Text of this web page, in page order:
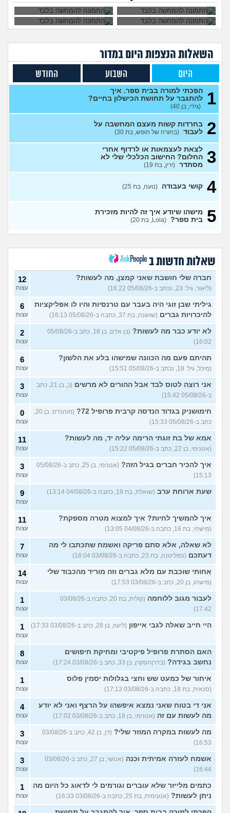
ניסיתי כמעט הכול בקשר
לעבודה סלאש לימודים
מרגישה שאין עתיד (אנונימית, בת
עצות
הכשרה מעשית לעבודה
סוציאלית בביטוח לאומי
(סטודנט, בן 24)
האם ניתן להצליח כנטורופטית
עצמאית? (מישהי, בת 33) עצות
עבודה בתור מוקדנית לזימון
תורים בבלינסון. כדאי?
23)
מכינה טכנולוגית להנדסאים
(מילואים, בן 27)
עבודה בתור מוקדנית לזימון
תורים בבלינסון, כדאי? (דוי, בת
בת 26 מרגישה אבודה
26)
(מתעניינת, בת 25)
במה לעבוד? (אנונימי, בן 17)
שחוק עד דמעות מעבודה
זמנית: האם לחתום אבטלה
ולהשקיע בהייטק או למצוא
עבודה אחרת?
(סטודנט, בן 22)
3
עצות
איך מוצאים עבודה בעיר שלי?
(אסי, בן 38)
5
עצות
האם כדאי עגלות באמריקה/
קוסמטיקה?
(אנגל, בת 22)
3
עצות
מסיימת תואר במדמח ולא
יודעת לאן להמשיך מפה
בת 23)
3
עצות
שאלות על המקצוע של הנהלת
חשבונות (מישהי, בת 30)
5
עצות
איך לשפר את הנושא
התעסוקתי? (אנונימית, בת 27)
4
עצות
איך להבין מה הכיוון שלי?
(אנונימית, בת 21)
4
עצות
עוד שאלות חדשות במדור
השאלות הנצפות היוםבמדור
היום השבוע החודש
1
הפכתי למורה בבית ספר. איך
להתגבר על תחושת הכישלון בחיים?
(גידי, בן 40)
2 בחרדות קשות מעצם המחשבה על
לעבוד (בחורה של חופש, בת 30)
3 לצאת לעצמאות או לרדוף אחרי
החלום? החישוב הכלכלי שלי לא
מסתדר (ירין, בת 19)
4 קושי בעבודה (נועה, בת 25)
5
מישהו שיודע איך זה להיות מזכירת
בית ספר? (Lola, בת 20)
שאלות חדשות ב
חברה שלי חושבת שאני קמצן, מה לעשות?
(ליאור, גיל: 23, נכתב ב-05/08/26 16:22)
12
עצות
גיליתי שבן זוגי היה בעבר עם טרנסיות והיו לו אפליקציות
להיכרויות גברים (שושנה, בת 37, כתבה ב-05/08/26 16:13)
6
עצות
לא יודע כבר מה לעשות?
(בן אדם, בן 18, כתב ב-05/08/26
16:02)
2
עצות
תהיתם פעם מה הכוונה שמישהו בלע את הלשון?
(מיכל, גיל: 18, נכתב ב-05/08/26 15:51)
6
עצות
אני רוצה לטוס לבד אבל ההורים לא מרשים
(כ, בן 21, כתב
ב-05/08/26 15:42)
3
עצות
חימושניק בגדוד הנדסה קרבית פרופיל 72?
(מוהנדס, בן 20,
כתב ב-05/08/26 15:33)
0
עצות
אמא של בת זוגתי הרימה עליה יד, מה לעשות?
(אנונימי, בן 22, כתב ב-05/08/26 15:22)
11
עצות
איך להכיר חברים בגיל הזה?
(אנונימי, בן 25, כתב ב-05/08/26
15:13)
3
עצות
שעת ארוחת ערב (שואלת, בת 19, כתבה ב-04/08/26 13:14) 9
עצות
איך להמשיך לחיות? איך למצוא מטרה מספקת?
(מישהי, בת 16, כתבה ב-04/08/26 13:05)
11
עצות
לא שאלה, אלא סתם פריקה ואשמח שתכתבו לי מה
דעתכם (נפוליטנה, בת 23, כתבה ב-03/08/26 18:04)
7
עצות
אחותי שוכבת עם מלא גברים וזה מוריד מהכבוד שלי
(מישהו, בן 20, כתב ב-03/08/26 17:53)
14
עצות
לעבור מגוב ללוחמה
(קולית, בת 20, כתבה ב-03/08/26
17:42)
1
עצות
היי חייב שאלה לגבי אייפון (ליעוז, בן 28, כתב ב-03/08/26 17:33) 1
עצות
האם הסתרת פרופיל פיקטיבי ומחיקת חיפושים
נחשב בגידה? (בדרןהסקרן, בן 33, כתב ב-03/08/26 17:24)
8
עצות
איחור של כמעט שש וחצי בגלולות יסמין פלוס
(סנאית, בת 18, כתבה ב-03/08/26 17:13)
1
עצות
אני די בטוח שאני נמצא איפשהו על הרצף ואני לא יודע
מה לעשות עם זה (אנונימי, בן 18, כתב ב-03/08/26 17:02)
4
עצות
מה לעשות במקרה המוזר שלי?
(דן, בן 42, כתב ב-03/08/26
16:53)
3
עצות
אשמח לעזרה אמיתית וכנה
(אנושי, בן 27, כתב ב-03/08/26
16:44)
3
עצות
כתמים מלייזר שלא עוברים וגורמים לי לדאוג כל היום מה
ניתן לעשות? (אנונימית, בת 25, כתבה ב-03/08/26 16:33)
1
עצות